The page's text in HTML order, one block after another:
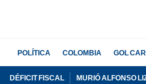
POLÍTICA COLOMBIA GOL
DÉFICIT FISCAL MURIÓ ALFONSO